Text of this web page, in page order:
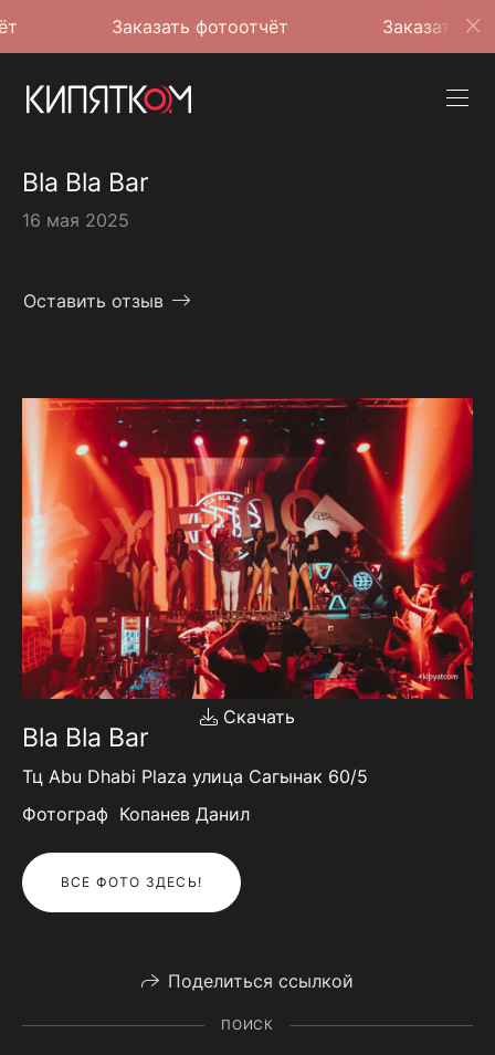
Заказать фотоотчёт Заказать фотоотчёт
Bla Bla Bar
16 мая 2025
Оставить отзыв
Скачать
Bla Bla Bar
Тц Abu Dhabi Plaza улица Сагынак 60/5
Фотограф Копанев Данил
ВСЕ ФОТО ЗДЕСЬ!
Поделиться ссылкой
ПОИСК